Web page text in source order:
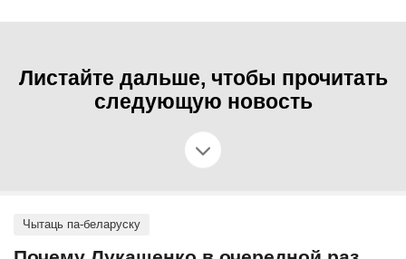
Листайте дальше, чтобы прочитать
следующую новость